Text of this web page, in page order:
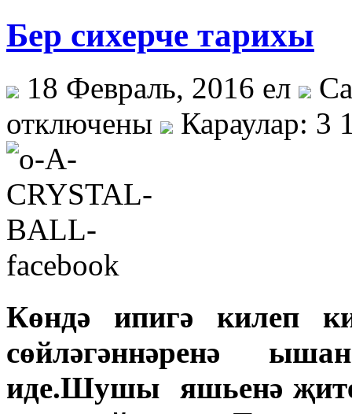
Бер сихерче тарихы
18 Февраль, 2016 ел
отключены
Караулар: 3
Көндә ипигә килеп
сөйләгәннәренә
иде.Шушы яшьенә